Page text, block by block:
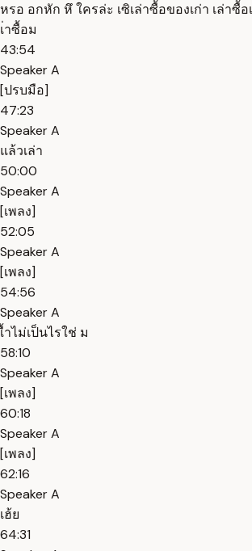
หรอ อกหัก หึ ใครล่ะ เซิเล่าซื้อของเก่า เล่าซื้อ
เ่าซื้อม
43:54
Speaker A
[ปรบมือ]
47:23
Speaker A
แล้วเล่า
50:00
Speaker A
[เพลง]
52:05
Speaker A
[เพลง]
54:56
Speaker A
เื้าไม่เป็นไรใช่ ม
58:10
Speaker A
[เพลง]
60:18
Speaker A
[เพลง]
62:16
Speaker A
เฮ้ย
64:31